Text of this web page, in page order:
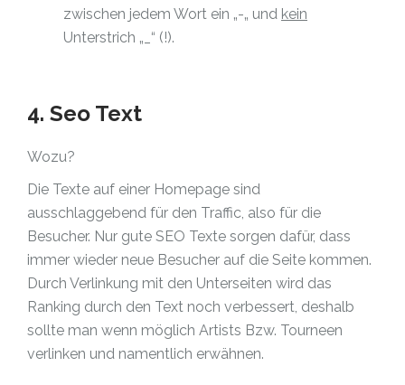
zwischen jedem Wort ein „-„ und kein
Unterstrich „_“ (!).
4. Seo Text
Wozu?
Die Texte auf einer Homepage sind
ausschlaggebend für den Traffic, also für die
Besucher. Nur gute SEO Texte sorgen dafür, dass
immer wieder neue Besucher auf die Seite kommen.
Durch Verlinkung mit den Unterseiten wird das
Ranking durch den Text noch verbessert, deshalb
sollte man wenn möglich Artists Bzw. Tourneen
verlinken und namentlich erwähnen.